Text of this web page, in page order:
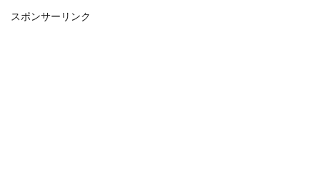
スポンサーリンク